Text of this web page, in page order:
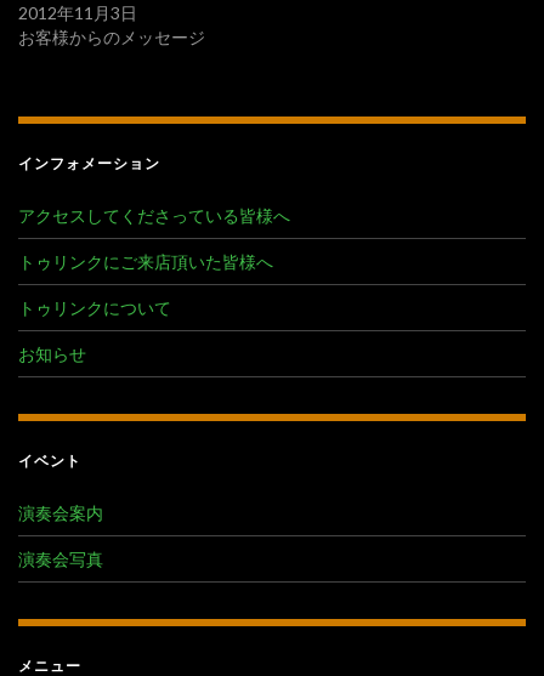
2012年11月3日
お客様からのメッセージ
インフォメーション
アクセスしてくださっている皆様へ
トゥリンクにご来店頂いた皆様へ
トゥリンクについて
お知らせ
イベント
演奏会案内
演奏会写真
メニュー